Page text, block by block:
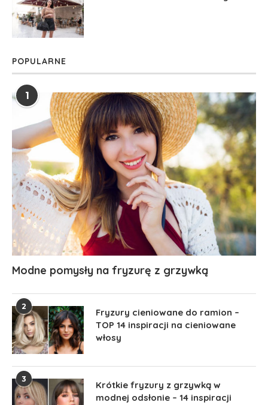
POPULARNE
1
Modne pomysły na fryzurę z grzywką
2
Fryzury cieniowane do ramion –
TOP 14 inspiracji na cieniowane
włosy
3
Krótkie fryzury z grzywką w
modnej odsłonie – 14 inspiracji